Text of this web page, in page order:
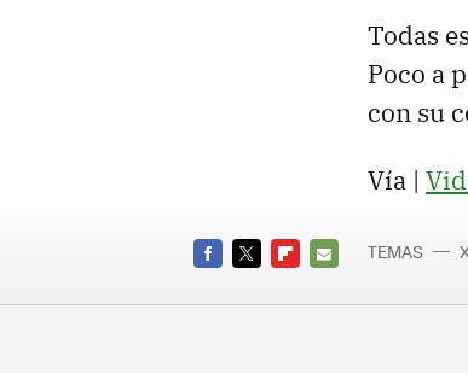
Todas
Poco a
con su
Vía |
MAIL
TEMAS